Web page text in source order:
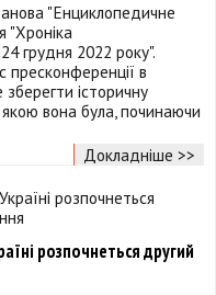
"Енциклопедичне
"Хроніка
грудня 2022 року".
пресконференції в
історичну
якою вона була, починаючи
Докладніше >>
розпочнеться другий